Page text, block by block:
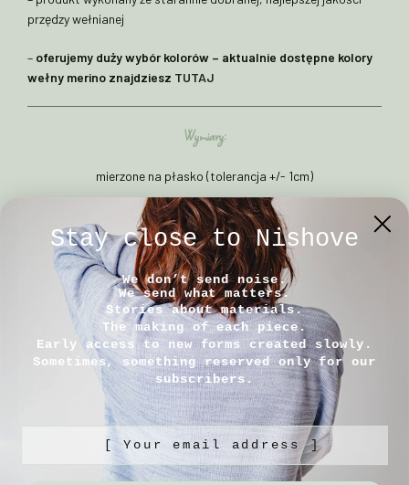
przędzy wełnianej
– oferujemy duży wybór kolorów – aktualnie dostępne kolory
wełny merino znajdziesz TUTAJ
Wymiary:
mierzone na płasko (tolerancja +/- 1cm)
Rozmiar 1: 8/25cm
Rozmiar 2: 10/30cm
Rozmiar 3: 12/40cm
Rozmiar 4: 15/45cm
Sposób pielęgnacji:
Stay close to Nishove
We don’t send noise.
We send what matters.
Stories about materials.
The making of each piece.
Early access to new forms created slowly.
Sometimes, something reserved only for our
subscribers.
[ Your email address ]